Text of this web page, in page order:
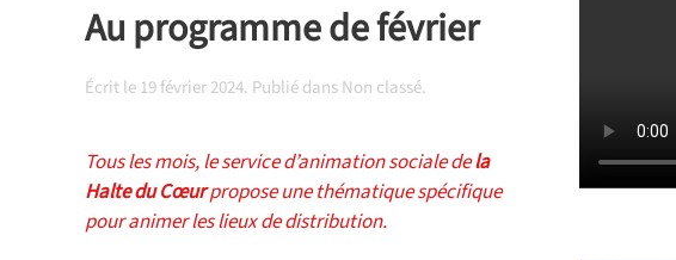
Au programme de février
Écrit le19 février 2024. Publié dansNon classé.
Tous les mois, le service d’animation sociale dela
Halte du Cœurpropose une thématique spécifique
pour animer les lieux de distribution.